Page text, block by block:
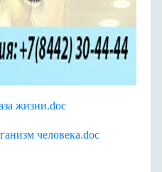
жизни.doc
человека.doc